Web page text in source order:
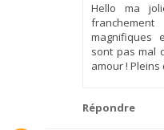
Hello ma
magnifiques
sont pas mal
amour !
Répondre